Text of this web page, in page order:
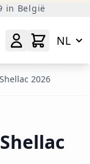
in België
NL
2026